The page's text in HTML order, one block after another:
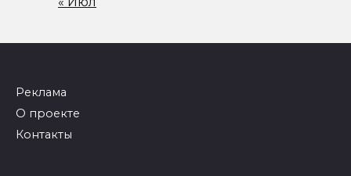
Реклама
О проекте
Контакты